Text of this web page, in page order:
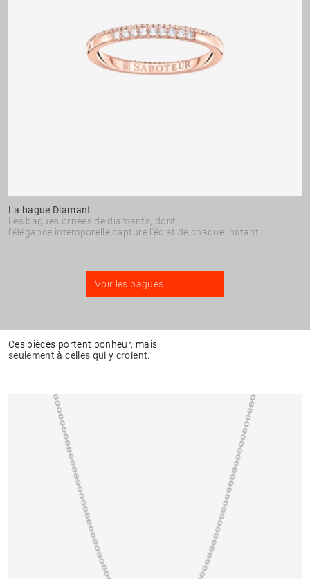
La bague Diamant
Les bagues ornées de diamants, dont
l’élégance intemporelle capture l’éclat de chaque instant.
Voir les bagues
Ces pièces portent bonheur, mais
seulement à celles qui y croient.